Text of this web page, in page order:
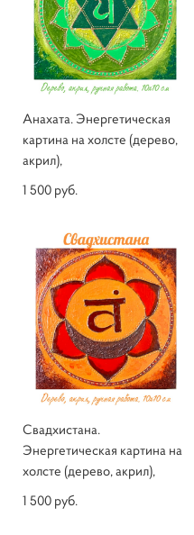
Анахата. Энергетическая
картина на холсте (дерево,
акрил),
1 500 pуб.
Свадхистана.
Энергетическая картина на
холсте (дерево, акрил),
1 500 pуб.